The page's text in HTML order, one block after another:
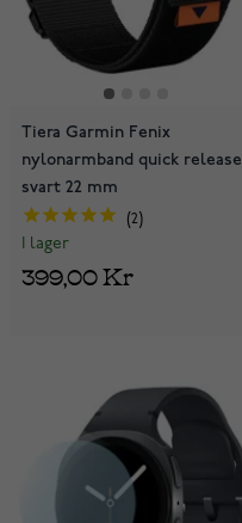
Tiera Garmin Fenix
nylonarmband quick release
svart 22 mm
2
I lager
399,00 Kr